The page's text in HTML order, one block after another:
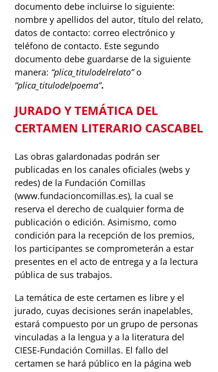
documento debe incluirse lo siguiente:
nombre y apellidos del autor, título del relato,
datos de contacto: correo electrónico y
teléfono de contacto. Este segundo
documento debe guardarse de la siguiente
manera: “plica_titulodelrelato” o
“plica_titulodelpoema”.
JURADO Y TEMÁTICA DEL
CERTAMEN LITERARIO CASCABEL
Las obras galardonadas podrán ser
publicadas en los canales oficiales (webs y
redes) de la Fundación Comillas
(www.fundacioncomillas.es), la cual se
reserva el derecho de cualquier forma de
publicación o edición. Asimismo, como
condición para la recepción de los premios,
los participantes se comprometerán a estar
presentes en el acto de entrega y a la lectura
pública de sus trabajos.
La temática de este certamen es libre y el
jurado, cuyas decisiones serán inapelables,
estará compuesto por un grupo de personas
vinculadas a la lengua y a la literatura del
CIESE-Fundación Comillas. El fallo del
certamen se hará público en la página web